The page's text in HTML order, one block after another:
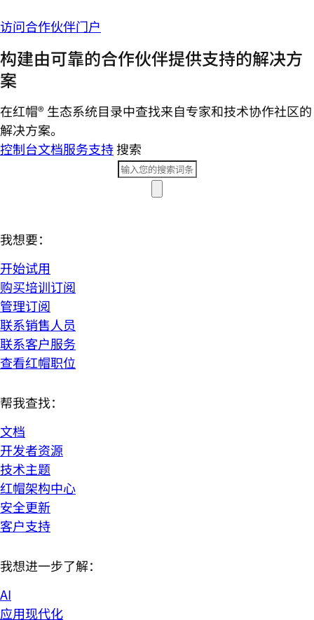
访问合作伙伴门户
构建由可靠的合作伙伴提供支持的解决方
案
在红帽® 生态系统目录中查找来自专家和技术协作社区的
解决方案。
控制台文档服务支持搜索
我想要：
开始试用
购买培训订阅
管理订阅
联系销售人员
联系客户服务
查看红帽职位
帮我查找：
文档
开发者资源
技术主题
红帽架构中心
安全更新
客户支持
我想进一步了解：
AI
应用现代化